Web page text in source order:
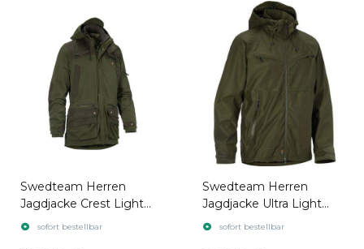
Swedteam Herren
Jagdjacke Crest Light
Classic Olive Green
sofort bestellbar
Swedteam Herren
Jagdjacke Ultra Light
Pro Swedteam Green
sofort bestellbar